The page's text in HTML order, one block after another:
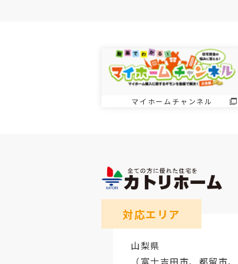
マイホームチャンネル
対応エリア
山梨県
（富士吉田市、 都留市、